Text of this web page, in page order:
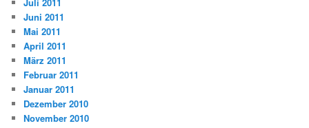
Juni 2011
Mai 2011
April 2011
März 2011
Februar 2011
Januar 2011
Dezember 2010
November 2010